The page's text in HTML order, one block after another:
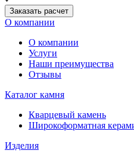
Заказать расчет
О компании
О компании
Услуги
Наши преимущества
Отзывы
Каталог камня
Кварцевый камень
Широкоформатная
Изделия